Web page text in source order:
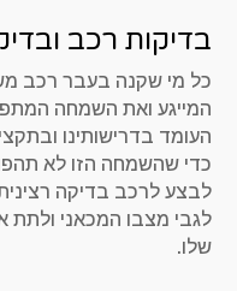
בדיקות רכב
כל מי שקנה בעבר רכב
המייגע ואת השמחה
העומד בדרישותינו
כדי שהשמחה הזו לא
לבצע לרכב בדיקה
לגבי מצבו המכאני ולתת
שלו.